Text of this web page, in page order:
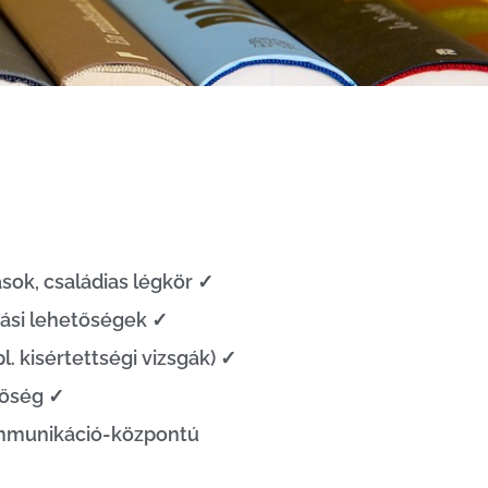
családias légkör ✓
lehetőségek ✓
kisértettségi vizsgák) ✓
✓
központú